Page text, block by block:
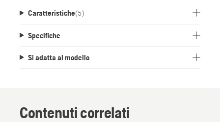
Caratteristiche(5)
Specifiche
Si adatta al modello
Contenuti correlati